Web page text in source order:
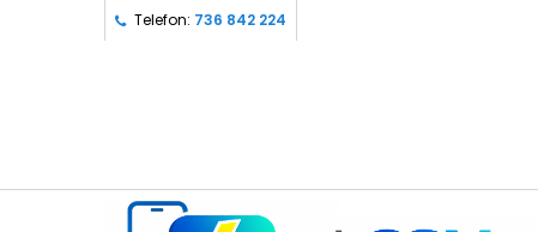
Telefon: 736 842 224